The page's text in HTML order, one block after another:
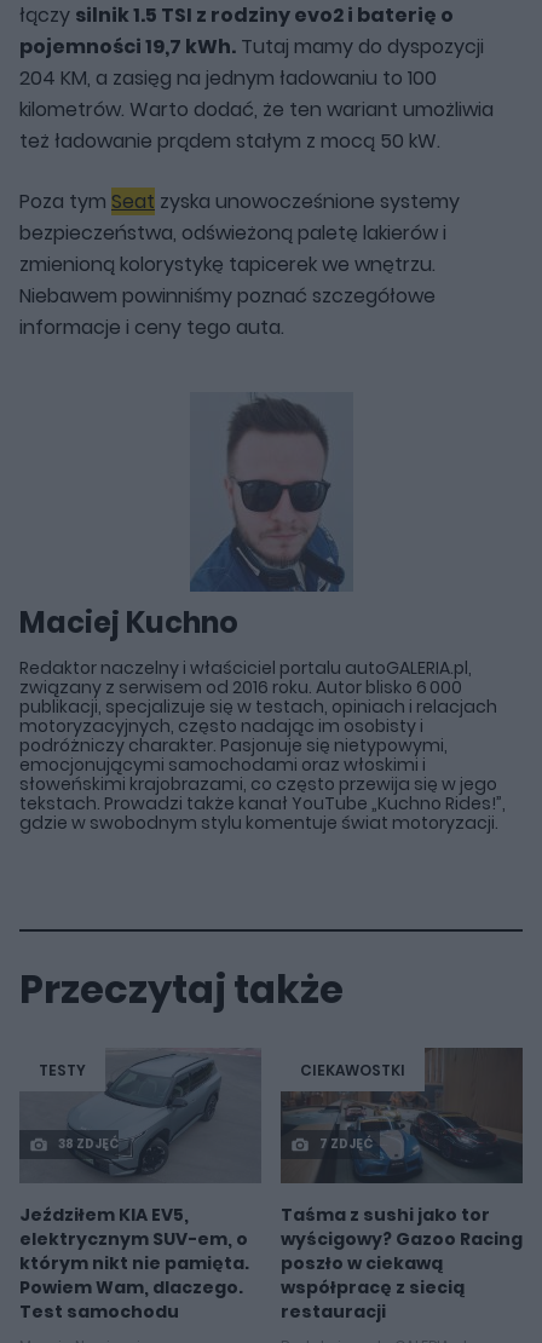
łączy silnik 1.5 TSI z rodziny evo2 i baterię o
pojemności 19,7 kWh. Tutaj mamy do dyspozycji
204 KM, a zasięg na jednym ładowaniu to 100
kilometrów. Warto dodać, że ten wariant umożliwia
też ładowanie prądem stałym z mocą 50 kW.
Poza tym Seat zyska unowocześnione systemy
bezpieczeństwa, odświeżoną paletę lakierów i
zmienioną kolorystykę tapicerek we wnętrzu.
Niebawem powinniśmy poznać szczegółowe
informacje i ceny tego auta.
Maciej Kuchno
Redaktor naczelny i właściciel portalu autoGALERIA.pl,
związany z serwisem od 2016 roku. Autor blisko 6 000
publikacji, specjalizuje się w testach, opiniach i relacjach
motoryzacyjnych, często nadając im osobisty i
podróżniczy charakter. Pasjonuje się nietypowymi,
emocjonującymi samochodami oraz włoskimi i
słoweńskimi krajobrazami, co często przewija się w jego
tekstach. Prowadzi także kanał YouTube „Kuchno Rides!”,
gdzie w swobodnym stylu komentuje świat motoryzacji.
Przeczytaj także
TESTY
38 ZDJĘĆ
Jeździłem KIA EV5,
elektrycznym SUV-em, o
którym nikt nie pamięta.
Powiem Wam, dlaczego.
Test samochodu
CIEKAWOSTKI
7 ZDJĘĆ
Taśma z sushi jako tor
wyścigowy? Gazoo Racing
poszło w ciekawą
współpracę z siecią
restauracji